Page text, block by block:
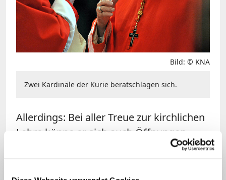
Bild: © KNA
Zwei Kardinäle der Kurie beratschlagen sich.
Allerdings: Bei aller Treue zur kirchlichen
Lehre könne er sich auch Öffnungen
vorstellen, so der Kardinal. Er verwies auf